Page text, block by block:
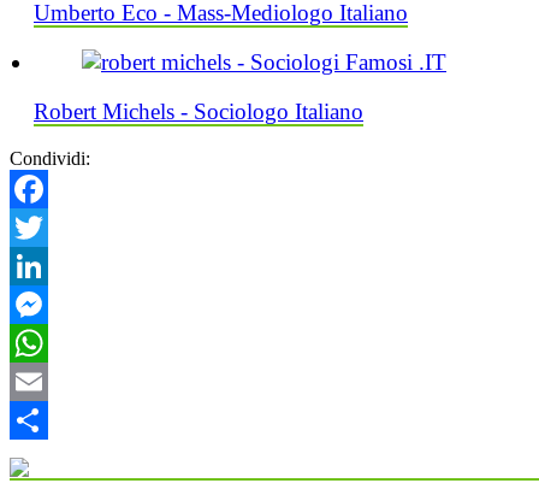
Umberto Eco - Mass-Mediologo Italiano
Robert Michels - Sociologo Italiano
Condividi:
Facebook
Twitter
LinkedIn
Messenger
WhatsApp
Email
Condividi